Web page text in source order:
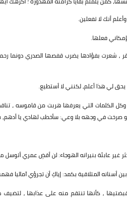
أنك لا تفعلين.
فعلها.
، شعرت بفؤادها يضرب قفصها الصدري دونما
لي هذا أعلم، لكنني لا أستطيع.
وكل الكلمات التي يعرفها هربت من قاموسه ،
هو صرخت في وجهه بلا وعي: سأخطب لهادي يا
غير عابئة بنيرانه الهوجاء: لن أقضِ عمري أتوسل
المتلاقية بكمد: إياكِ أن تجرؤي آماليا
، كأنها تنتقم منه على عذابها ،